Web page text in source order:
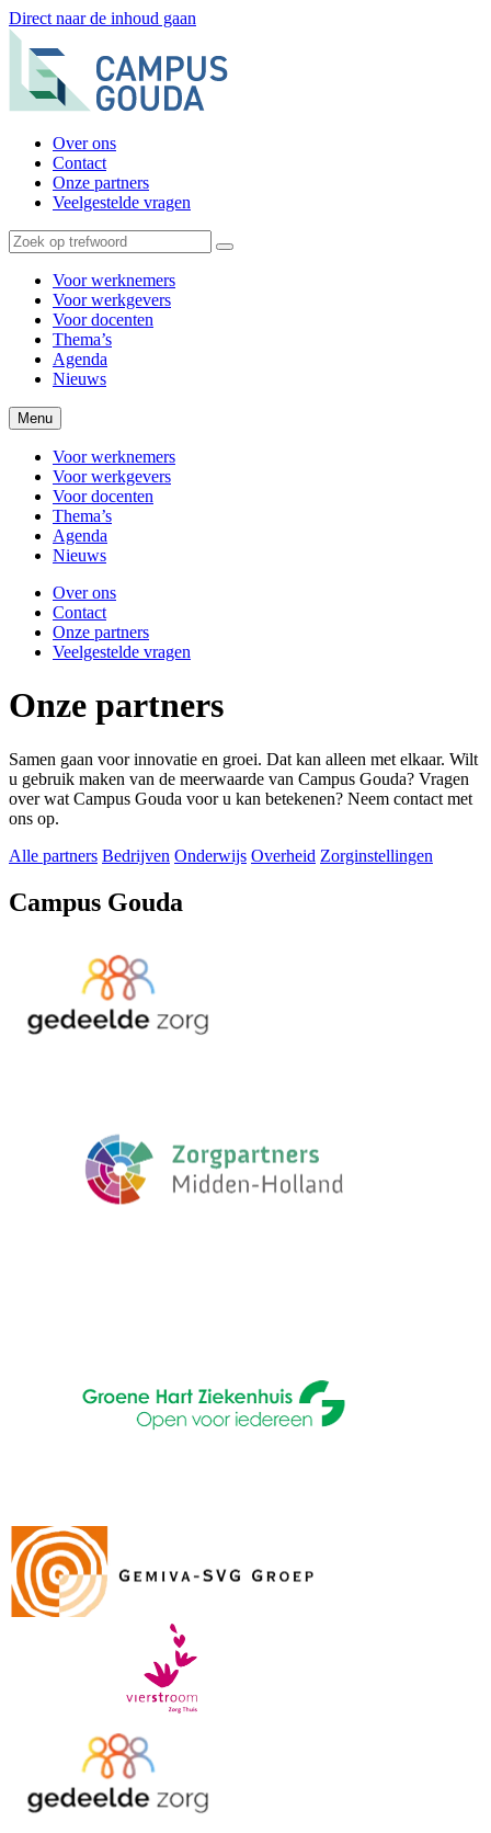
Direct naar de inhoud gaan
Over ons
Contact
Onze partners
Veelgestelde vragen
Voor werknemers
Voor werkgevers
Voor docenten
Thema’s
Agenda
Nieuws
Menu
Voor werknemers
Voor werkgevers
Voor docenten
Thema’s
Agenda
Nieuws
Over ons
Contact
Onze partners
Veelgestelde vragen
Onze partners
Samen gaan voor innovatie en groei. Dat kan alleen met elkaar. Wilt
u gebruik maken van de meerwaarde van Campus Gouda? Vragen
over wat Campus Gouda voor u kan betekenen? Neem contact met
ons op.
Alle partners Bedrijven Onderwijs Overheid Zorginstellingen
Campus Gouda